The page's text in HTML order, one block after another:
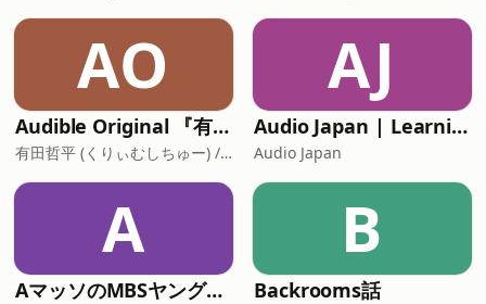
AO
Audible Original 『有田脳』
有田哲平 (くりぃむしちゅー) / コトブキツカサ
AJ
Audio Japan | Learning Japan with you
Audio Japan
A
AマッソのMBSヤングタウン
B
Backrooms話